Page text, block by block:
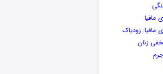
زودیاک
زنان